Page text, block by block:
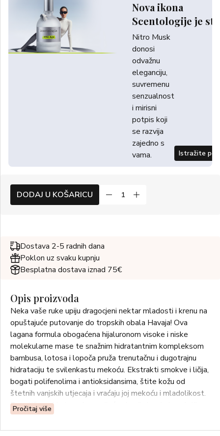
Nova ikona
Scentologije je
Nitro Musk
donosi
odvažnu
eleganciju,
suvremenu
senzualnost
i mirisni
potpis koji
se razvija
zajedno s
vama.
Istražite
DODAJ U KOŠARICU
Dostava 2-5 radnih dana
Poklon uz svaku kupnju
Besplatna dostava iznad 75€
Opis proizvoda
Neka vaše ruke upiju dragocjeni nektar mladosti i krenu na
opuštajuće putovanje do tropskih obala Havaja! Ova
lagana formula obogaćena hijaluronom visoke i niske
molekularne mase te snažnim hidratantnim kompleksom
bambusa, lotosa i lopoča pruža trenutačnu i dugotrajnu
hidrataciju te svilenkastu mekoću. Ekstrakti smokve i ličija,
bogati polifenolima i antioksidansima, štite kožu od
štetnih vanjskih utjecaja i vraćaju joj mekoću i mladolikost.
Egzotičan miris tropskog cvijeća obavija i umiruje osjetila.
Pročitaj više